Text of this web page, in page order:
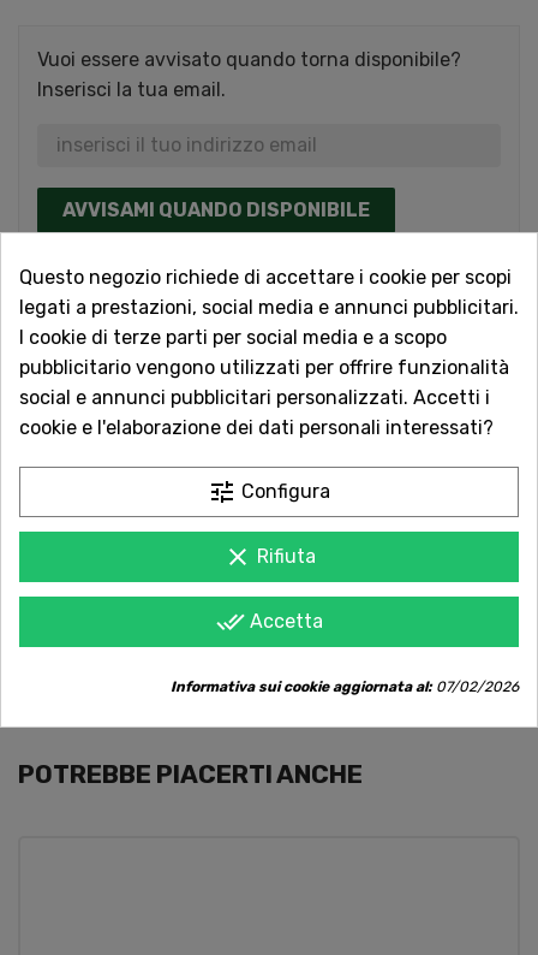
Vuoi essere avvisato quando torna disponibile?
Inserisci la tua email.
AVVISAMI QUANDO DISPONIBILE
Acquista in totale sicurezza
Dal 1957 a Catania. Clicca e leggi le oltre
1.000 recensioni dei nostri clienti.
Spedizioni rapide
Consegna in tutta Italia in 5 giorni
dall'ordine
Servizio Clienti sempre con te
Contattaci online oppure chiama per
qualsiasi informazione.
POTREBBE PIACERTI ANCHE
Questo negozio richiede di accettare i cookie per scopi
legati a prestazioni, social media e annunci pubblicitari.
I cookie di terze parti per social media e a scopo
pubblicitario vengono utilizzati per offrire funzionalità
social e annunci pubblicitari personalizzati. Accetti i
cookie e l'elaborazione dei dati personali interessati?
tune Configura
clear Rifiuta
done_all Accetta
Informativa sui cookie aggiornata al:07/02/2026